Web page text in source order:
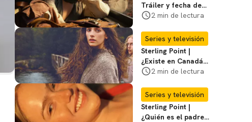
Tráiler y fecha de
estreno de la nueva
2 min de lectura
Series y televisión
Sterling Point |
¿Existe en Canadá
la isla de la que
Entérate
2 min de lectura
Series y televisión
Sterling Point |
¿Quién es el padre